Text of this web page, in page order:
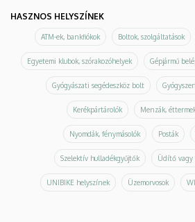
HASZNOS HELYSZÍNEK
ATM-ek, bankfiókok Boltok, szolgáltatások
Egyetemi klubok, szórakozóhelyek Gépjármű
Gyógyászati segédeszköz bolt
Kerékpártárolók Menzák,
Nyomdák, fénymásolók Posták
Szelektív hulladékgyűjtők Üdítő vagy
UNIBIKE helyszínek Üzemorvosok